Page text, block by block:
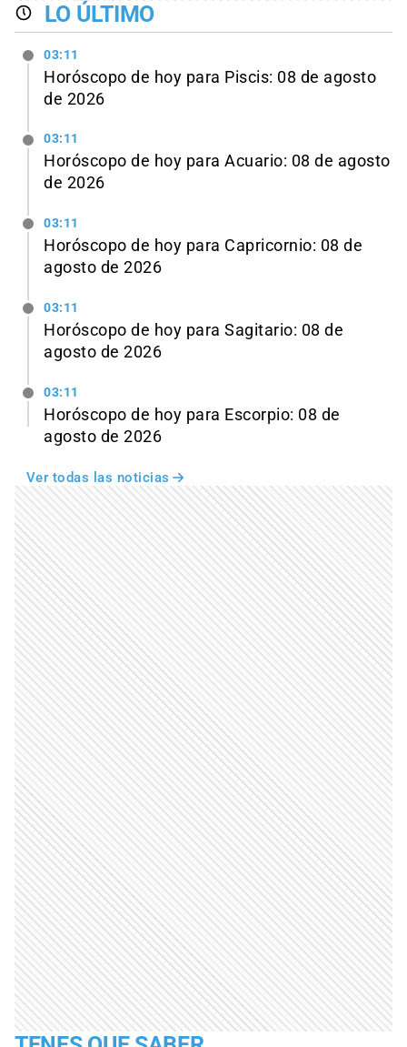
LO ÚLTIMO
03:11
Horóscopo de hoy para Piscis: 08 de agosto
de 2026
03:11
Horóscopo de hoy para Acuario: 08 de agosto
de 2026
03:11
Horóscopo de hoy para Capricornio: 08 de
agosto de 2026
03:11
Horóscopo de hoy para Sagitario: 08 de
agosto de 2026
03:11
Horóscopo de hoy para Escorpio: 08 de
agosto de 2026
Ver todas las noticias